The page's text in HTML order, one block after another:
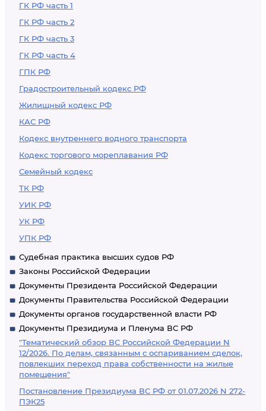
ГК РФ часть 1
ГК РФ часть 2
ГК РФ часть 3
ГК РФ часть 4
ГПК РФ
Градостроительный кодекс РФ
Жилищный кодекс РФ
КАС РФ
Кодекс внутреннего водного транспорта
Кодекс торгового мореплавания РФ
Семейный кодекс
ТК РФ
УИК РФ
УК РФ
УПК РФ
Судебная практика высших судов РФ
Законы Российской Федерации
Документы Президента Российской Федерации
Документы Правительства Российской Федерации
Документы органов государственной власти РФ
Документы Президиума и Пленума ВС РФ
"Тематический обзор ВС Российской Федерации N
12/2026. По делам, связанным с оспариванием сделок,
повлекших переход права собственности на жилые
помещения"
Постановление Президиума ВС РФ от 01.07.2026 N 272-
ПЭК25